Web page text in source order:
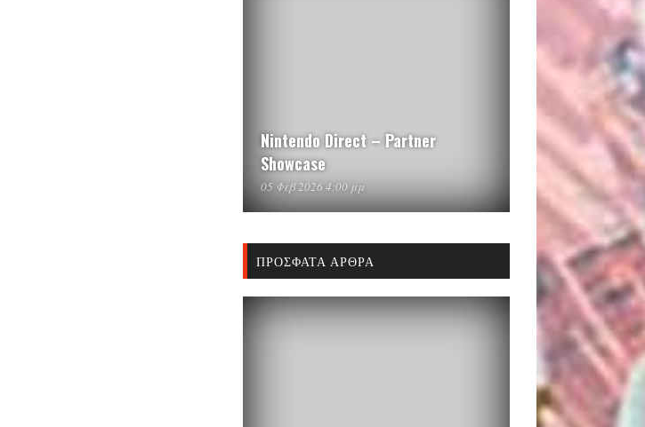
Nintendo Direct – Partner
Showcase
05 Φεβ 2026 4:00 μμ
ΠΡΌΣΦΑΤΑ ΆΡΘΡΑ